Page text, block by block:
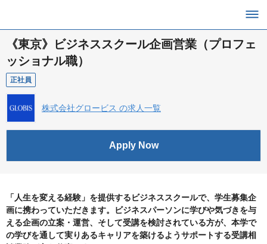
《東京》ビジネススクール企画営業（プロフェ
ッショナル職）
正社員
株式会社グロービス の求人一覧
Apply Now
「人生を変える経験」を提供するビジネススクールで、学生募集企
画に携わっていただきます。ビジネスパーソンに学びや気づきを与
える企画の立案・運営、そして受講を検討されている方が、本学で
の学びを通して実りあるキャリアを築けるようサポートする受講相